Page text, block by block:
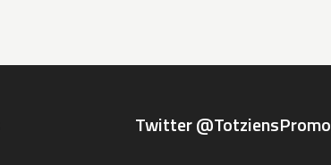
Twitter @TotziensPromo